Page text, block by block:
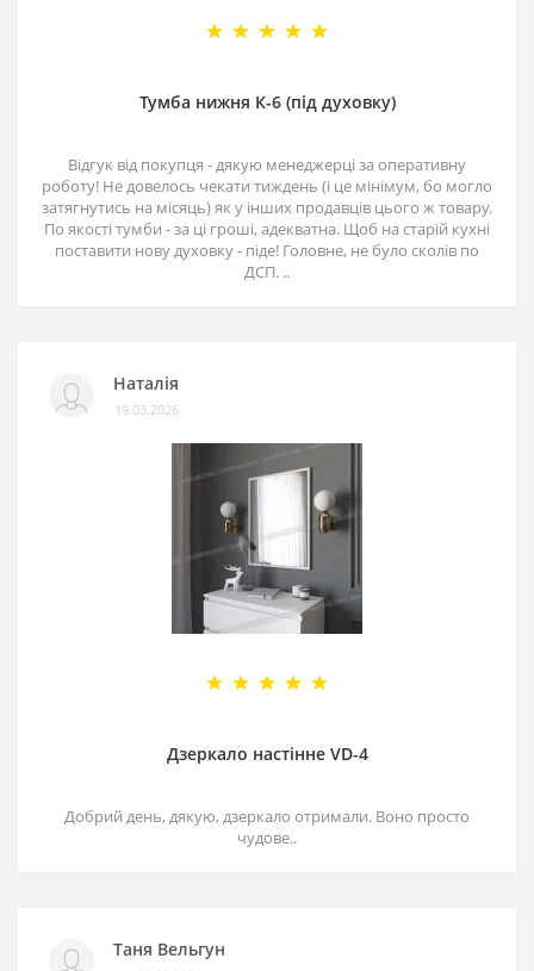
Тумба нижня К-6 (під духовку)
Відгук від покупця - дякую менеджерці за оперативну
роботу! Не довелось чекати тиждень (і це мінімум, бо могло
затягнутись на місяць) як у інших продавців цього ж товару.
По якості тумби - за ці гроші, адекватна. Щоб на старій кухні
поставити нову духовку - піде! Головне, не було сколів по
ДСП. ..
Наталія
19.03.2026
Дзеркало настінне VD-4
Добрий день, дякую, дзеркало отримали. Воно просто
чудове..
Таня Вельгун